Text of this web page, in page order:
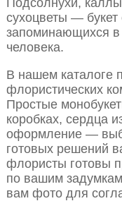
сухоцветы —
запоминающихся в
человека.
В нашем каталоге
флористических
Простые
коробках, сердца
оформление —
готовых решений
флористы готовы
по вашим
вам фото для